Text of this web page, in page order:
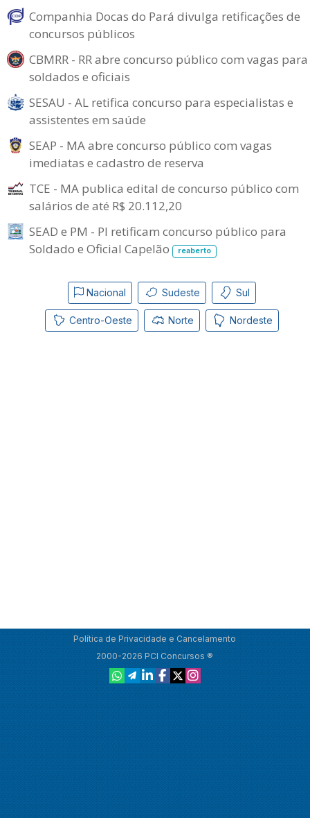
Companhia Docas do Pará divulga retificações de
concursos públicos
CBMRR - RR abre concurso público com vagas para
soldados e oficiais
SESAU - AL retifica concurso para especialistas e
assistentes em saúde
SEAP - MA abre concurso público com vagas
imediatas e cadastro de reserva
TCE - MA publica edital de concurso público com
salários de até R$ 20.112,20
SEAD e PM - PI retificam concurso público para
Soldado e Oficial Capelão
reaberto
Nacional Sudeste Sul
Centro-Oeste Norte Nordeste
Política de Privacidade e Cancelamento
2000-2026 PCI Concursos ®